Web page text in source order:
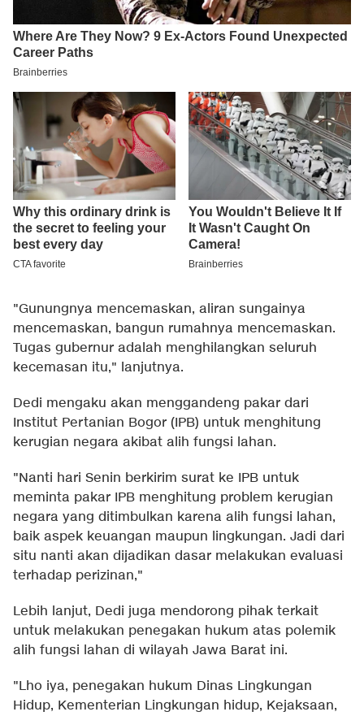
"Gunungnya mencemaskan, aliran sungainya
mencemaskan, bangun rumahnya mencemaskan.
Tugas gubernur adalah menghilangkan seluruh
kecemasan itu," lanjutnya.
Dedi mengaku akan menggandeng pakar dari
Institut Pertanian Bogor (IPB) untuk menghitung
kerugian negara akibat alih fungsi lahan.
"Nanti hari Senin berkirim surat ke IPB untuk
meminta pakar IPB menghitung problem kerugian
negara yang ditimbulkan karena alih fungsi lahan,
baik aspek keuangan maupun lingkungan. Jadi dari
situ nanti akan dijadikan dasar melakukan evaluasi
terhadap perizinan,"
Lebih lanjut, Dedi juga mendorong pihak terkait
untuk melakukan penegakan hukum atas polemik
alih fungsi lahan di wilayah Jawa Barat ini.
"Lho iya, penegakan hukum Dinas Lingkungan
Hidup, Kementerian Lingkungan hidup, Kejaksaan,